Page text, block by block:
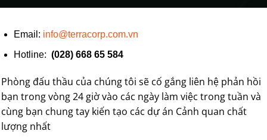
Email: info@terracorp.com.vn
Hotline: (028) 668 65 584
Phòng đấu thầu của chúng tôi sẽ cố gắng liên hệ phản hồi
bạn trong vòng 24 giờ vào các ngày làm việc trong tuần và
cùng bạn chung tay kiến tạo các dự án Cảnh quan chất
lượng nhất